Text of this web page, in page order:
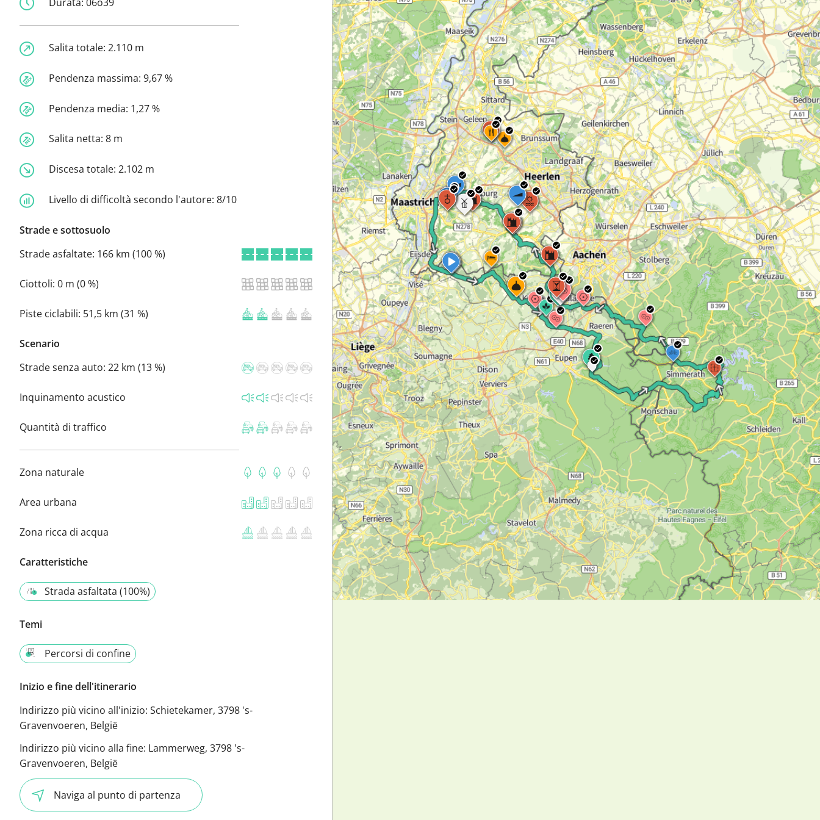
Salita totale: 2.110 m
Pendenza massima: 9,67 %
Pendenza media: 1,27 %
Salita netta: 8 m
Discesa totale: 2.102 m
Livello di difficoltà secondo l'autore: 8/10
Strade e sottosuolo
Strade asfaltate: 166 km (100 %)
Ciottoli: 0 m (0 %)
Piste ciclabili: 51,5 km (31 %)
Scenario
Strade senza auto: 22 km (13 %)
Inquinamento acustico
Quantità di traffico
Zona naturale
Area urbana
Zona ricca di acqua
Caratteristiche
Strada asfaltata (100%)
Temi
Percorsi di confine
Inizio e fine dell'itinerario
Indirizzo più vicino all'inizio: Schietekamer, 3798 's-
Gravenvoeren, België
Indirizzo più vicino alla fine: Lammerweg, 3798 's-
Gravenvoeren, België
Naviga al punto di partenza